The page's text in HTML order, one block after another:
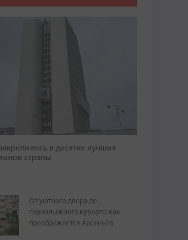
в десятке лучших
страны
От уютного двора до
горнолыжного курорта: как
преображается Арсеньев